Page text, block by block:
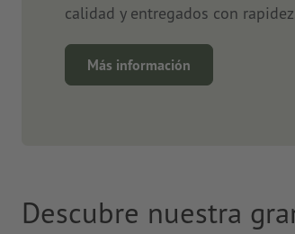
calidad y entregados con
Más información
Descubre nuestra